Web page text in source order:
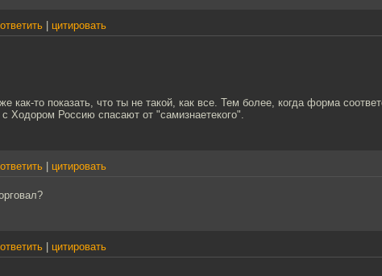
ответить цитировать
как-то показать, что ты не такой, как все. Тем более, когда форма
Ходором Россию спасают от "самизнаетекого".
ответить цитировать
ответить цитировать